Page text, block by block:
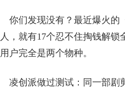
你们发现没有？最近爆火的
，就有17个忍不住掏钱解
户完全是两个物种。
凌创派做过测试：同一部剧